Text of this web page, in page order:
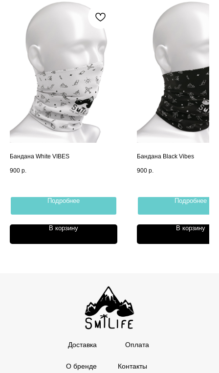
Бандана White VIBES
900 р.
Подробнее
В корзину
Бандана Black Vibes
900 р.
Подробнее
В корзину
Оплата
Доставка
Контакты
О бренде